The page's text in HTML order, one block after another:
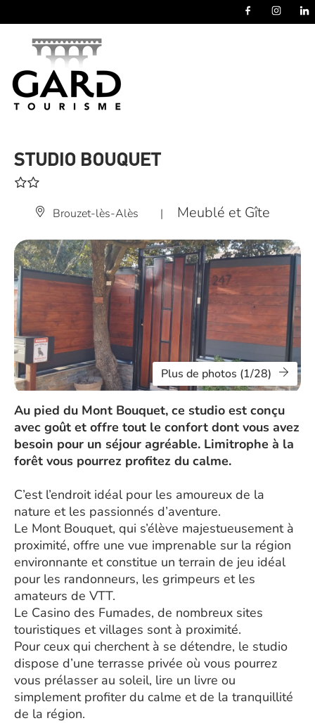
STUDIO BOUQUET
Brouzet-lès-Alès | Meublé et Gîte
Plus de photos (1/28)
Au pied du Mont Bouquet, ce studio est conçu
avec goût et offre tout le confort dont vous avez
besoin pour un séjour agréable. Limitrophe à la
forêt vous pourrez profitez du calme.
C’est l’endroit idéal pour les amoureux de la
nature et les passionnés d’aventure.
Le Mont Bouquet, qui s’élève majestueusement à
proximité, offre une vue imprenable sur la région
environnante et constitue un terrain de jeu idéal
pour les randonneurs, les grimpeurs et les
amateurs de VTT.
Le Casino des Fumades, de nombreux sites
touristiques et villages sont à proximité.
Pour ceux qui cherchent à se détendre, le studio
dispose d’une terrasse privée où vous pourrez
vous prélasser au soleil, lire un livre ou
simplement profiter du calme et de la tranquillité
de la région.